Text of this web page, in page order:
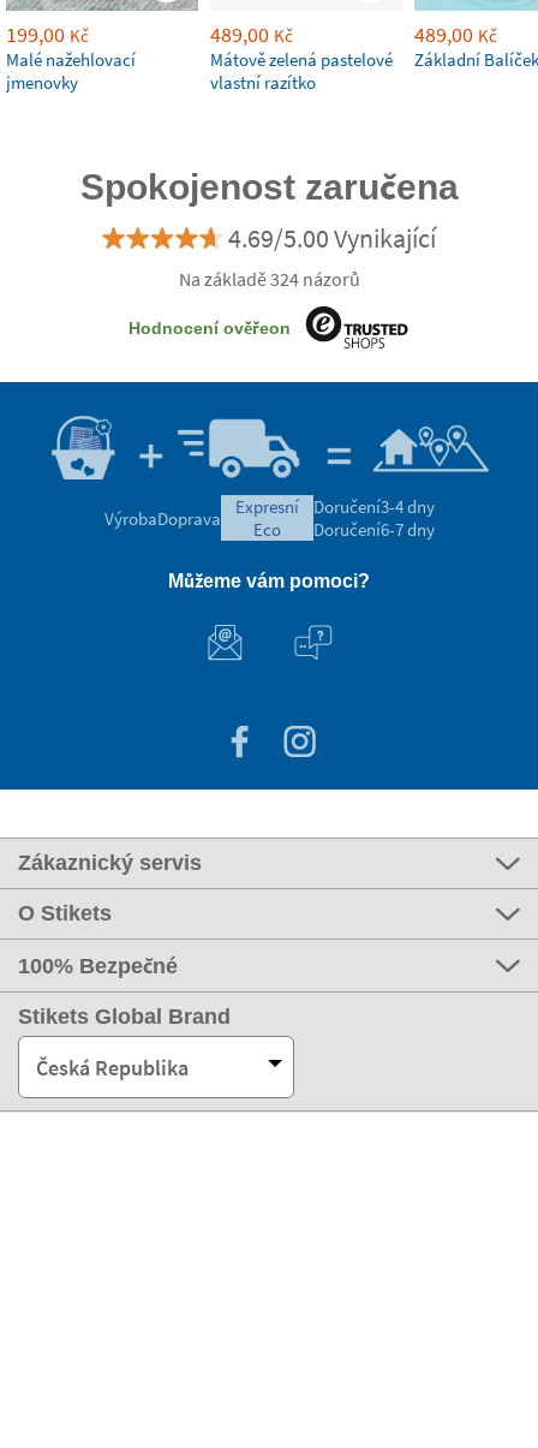
199,00 Kč
Malé nažehlovací
jmenovky
489,00 Kč
Mátově zelená pastelové
vlastní razítko
489,00 Kč
Základní Balíček
Spokojenost zaručena
4.69/5.00 Vynikající
Na základě 324 názorů
Hodnocení ověřeon
VýrobaDoprava
expresní
eco
Doručení3-4 dny
Doručení6-7 dny
Můžeme vám pomoci?
Zákaznický servis
O Stikets
100% Bezpečné
Stikets Global Brand
Česká Republika